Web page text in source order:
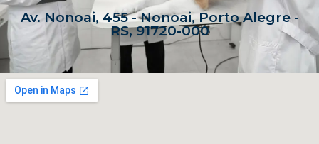
Av. Nonoai, 455 - Nonoai, Porto Alegre -
RS, 91720-000